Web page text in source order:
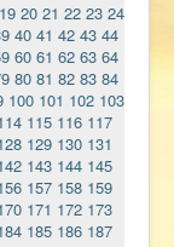
19 20 21 22 23 24
40 41 42 43 44
60 61 62 63 64
80 81 82 83 84
100 101 102 103
115 116 117
129 130 131
143 144 145
157 158 159
171 172 173
185 186 187